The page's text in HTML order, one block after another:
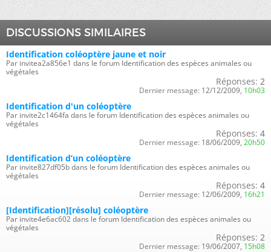
DISCUSSIONS SIMILAIRES
Identification coléoptère jaune et noir
Par invitea2a856e1 dans le forum Identification des espèces animales ou
végétales
Réponses: 2
Dernier message: 12/12/2009, 10h03
Identification d'un coléoptère
Par invite2c1464fa dans le forum Identification des espèces animales ou
végétales
Réponses: 4
Dernier message: 18/06/2009, 20h50
Identification d’un coléoptère
Par invite827df05b dans le forum Identification des espèces animales ou
végétales
Réponses: 4
Dernier message: 12/06/2009, 16h21
[Identification][résolu] coléoptère
Par invite4e6ac602 dans le forum Identification des espèces animales ou
végétales
Réponses: 2
Dernier message: 19/06/2007, 15h08